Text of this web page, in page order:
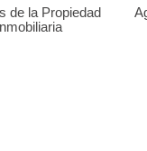
de la Propiedad
Inmobiliaria